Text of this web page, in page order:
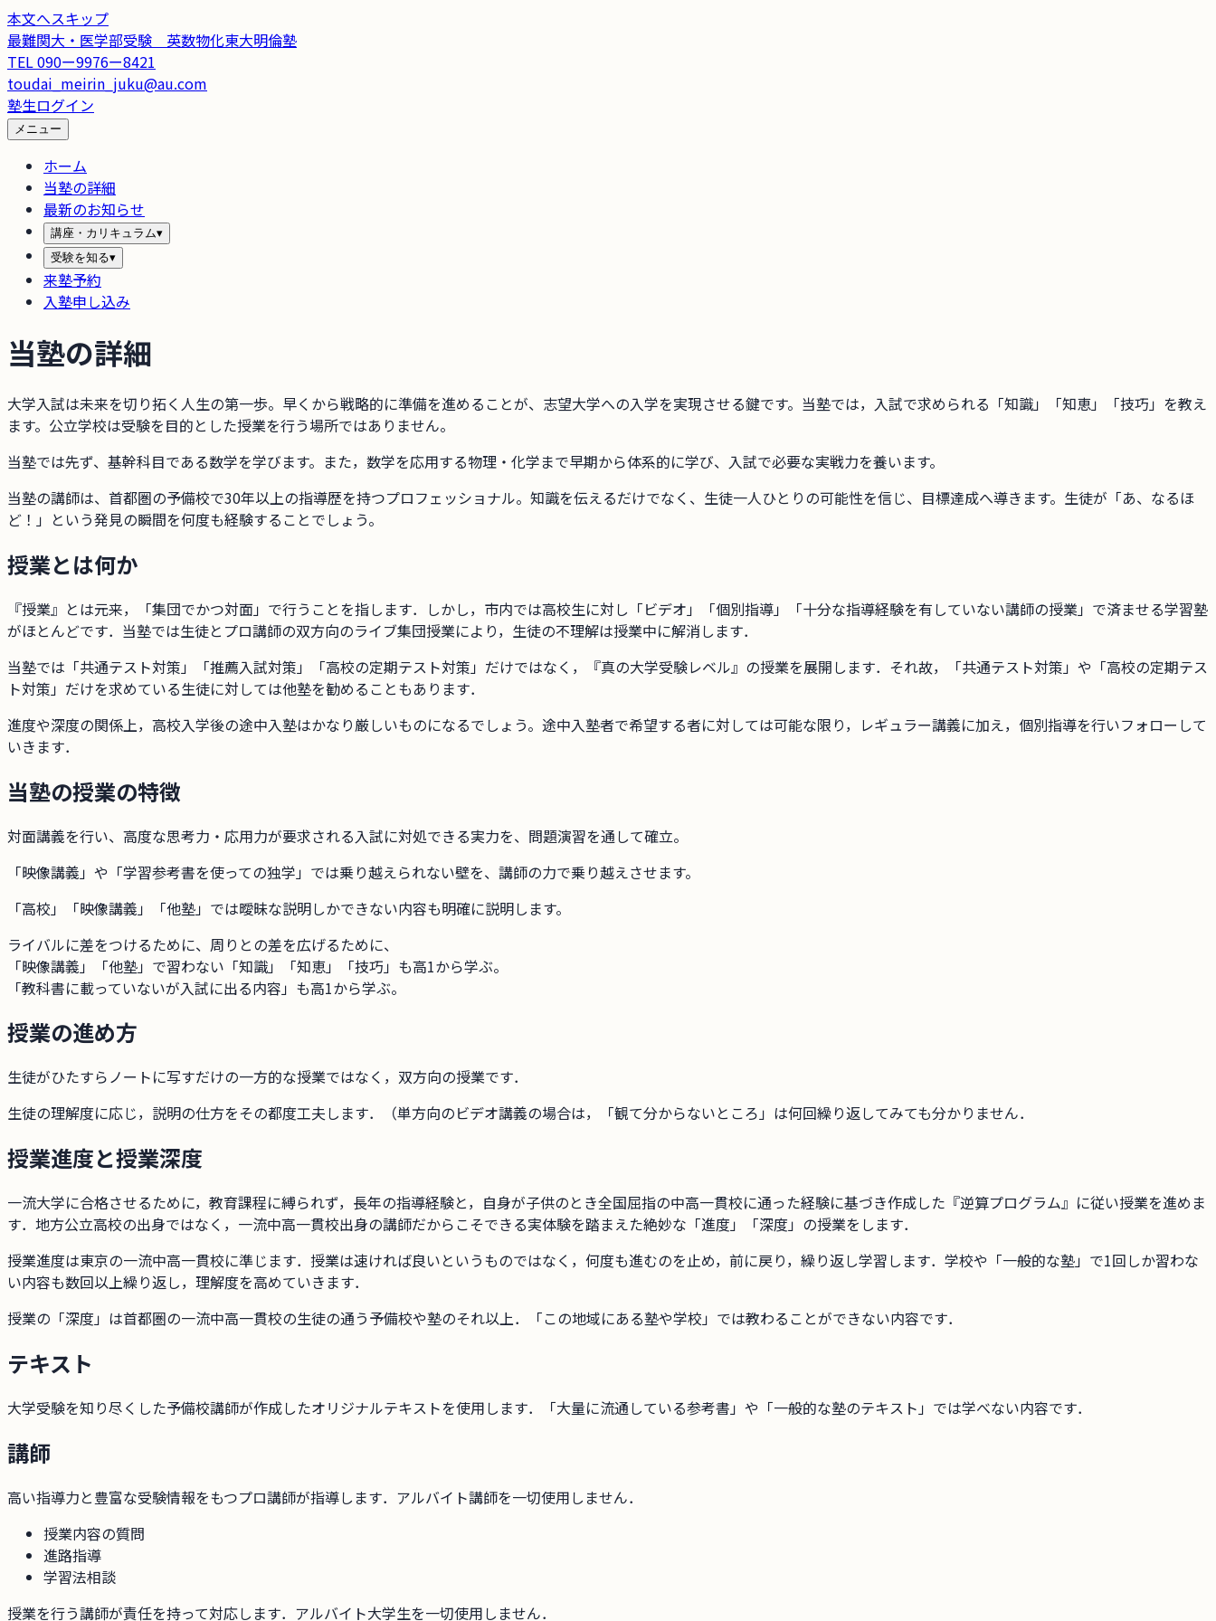
本文へスキップ
最難関大・医学部受験 英数物化東大明倫塾
TEL090ー9976ー8421
toudai_meirin_juku@au.com
塾生ログイン
メニュー
ホーム
当塾の詳細
最新のお知らせ
講座・カリキュラム▾
受験を知る▾
来塾予約
入塾申し込み
当塾の詳細
大学入試は未来を切り拓く人生の第一歩。早くから戦略的に準備を進めることが、志望大学への入学を実現させる鍵です。当塾では，入試で求められる「知識」「知恵」「技巧」を教え
ます。公立学校は受験を目的とした授業を行う場所ではありません。
当塾では先ず、基幹科目である数学を学びます。また，数学を応用する物理・化学まで早期から体系的に学び、入試で必要な実戦力を養います。
当塾の講師は、首都圏の予備校で30年以上の指導歴を持つプロフェッショナル。知識を伝えるだけでなく、生徒一人ひとりの可能性を信じ、目標達成へ導きます。生徒が「あ、なるほ
ど！」という発見の瞬間を何度も経験することでしょう。
授業とは何か
『授業』とは元来，「集団でかつ対面」で行うことを指します．しかし，市内では高校生に対し「ビデオ」「個別指導」「十分な指導経験を有していない講師の授業」で済ませる学習塾
がほとんどです．当塾では生徒とプロ講師の双方向のライブ集団授業により，生徒の不理解は授業中に解消します．
当塾では「共通テスト対策」「推薦入試対策」「高校の定期テスト対策」だけではなく，『真の大学受験レベル』の授業を展開します．それ故，「共通テスト対策」や「高校の定期テス
ト対策」だけを求めている生徒に対しては他塾を勧めることもあります．
進度や深度の関係上，高校入学後の途中入塾はかなり厳しいものになるでしょう。途中入塾者で希望する者に対しては可能な限り，レギュラー講義に加え，個別指導を行いフォローして
いきます．
当塾の授業の特徴
対面講義を行い、高度な思考力・応用力が要求される入試に対処できる実力を、問題演習を通して確立。
「映像講義」や「学習参考書を使っての独学」では乗り越えられない壁を、講師の力で乗り越えさせます。
「高校」「映像講義」「他塾」では曖昧な説明しかできない内容も明確に説明します。
ライバルに差をつけるために、周りとの差を広げるために、
「映像講義」「他塾」で習わない「知識」「知恵」「技巧」も高1から学ぶ。
「教科書に載っていないが入試に出る内容」も高1から学ぶ。
授業の進め方
生徒がひたすらノートに写すだけの一方的な授業ではなく，双方向の授業です．
生徒の理解度に応じ，説明の仕方をその都度工夫します．（単方向のビデオ講義の場合は，「観て分からないところ」は何回繰り返してみても分かりません．
授業進度と授業深度
一流大学に合格させるために，教育課程に縛られず，長年の指導経験と，自身が子供のとき全国屈指の中高一貫校に通った経験に基づき作成した『逆算プログラム』に従い授業を進めま
す．地方公立高校の出身ではなく，一流中高一貫校出身の講師だからこそできる実体験を踏まえた絶妙な「進度」「深度」の授業をします．
授業進度は東京の一流中高一貫校に準じます．授業は速ければ良いというものではなく，何度も進むのを止め，前に戻り，繰り返し学習します．学校や「一般的な塾」で1回しか習わな
い内容も数回以上繰り返し，理解度を高めていきます．
授業の「深度」は首都圏の一流中高一貫校の生徒の通う予備校や塾のそれ以上．「この地域にある塾や学校」では教わることができない内容です．
テキスト
大学受験を知り尽くした予備校講師が作成したオリジナルテキストを使用します．「大量に流通している参考書」や「一般的な塾のテキスト」では学べない内容です．
講師
高い指導力と豊富な受験情報をもつプロ講師が指導します．アルバイト講師を一切使用しません．
授業内容の質問
進路指導
学習法相談
授業を行う講師が責任を持って対応します．アルバイト大学生を一切使用しません．